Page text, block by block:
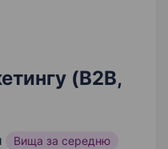
(B2B,
Вища за середню